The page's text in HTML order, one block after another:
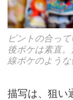
ピントの合っ
後ボケは素直
線ボケのような
描写は、狙い